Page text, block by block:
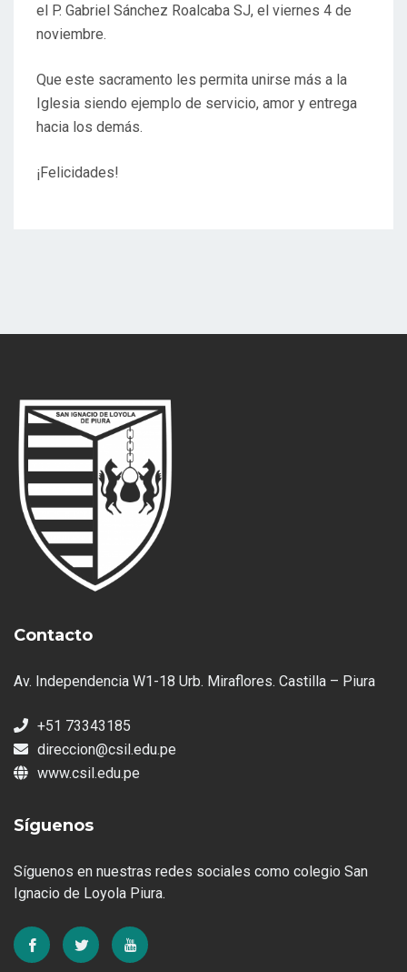
el P. Gabriel Sánchez Roalcaba SJ, el viernes 4 de
noviembre.
Que este sacramento les permita unirse más a la
Iglesia siendo ejemplo de servicio, amor y entrega
hacia los demás.
¡Felicidades!
Contacto
Av. Independencia W1-18 Urb. Miraflores. Castilla – Piura
+51 73343185
direccion@csil.edu.pe
www.csil.edu.pe
Síguenos
Síguenos en nuestras redes sociales como colegio San
Ignacio de Loyola Piura.